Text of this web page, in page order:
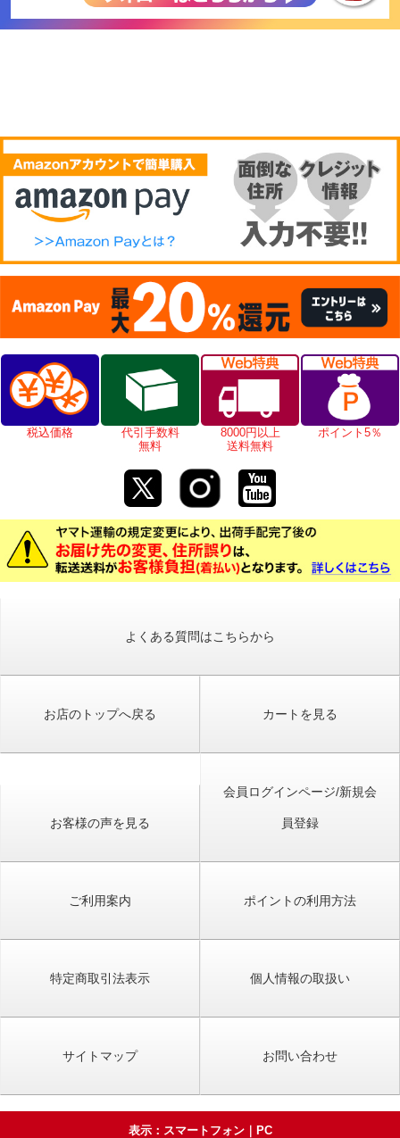
税込価格
代引手数料
無料
8000円以上
送料無料
ポイント5％
よくある質問はこちらから
お店のトップへ戻る カートを見る
お客様の声を見る
会員ログインページ/新規会
員登録
ご利用案内 ポイントの利用方法
特定商取引法表示 個人情報の取扱い
サイトマップ お問い合わせ
表示：スマートフォン｜ PC